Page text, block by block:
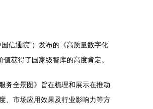
信通院”）发布的《高质量数字化
获得了国家级智库的高度肯定。
务全景图》旨在梳理和展示在推动
、市场应用效果及行业影响力等方